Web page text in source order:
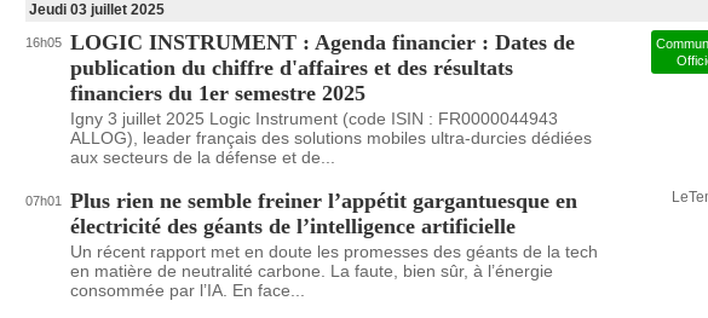
Jeudi 03 juillet 2025
16h05 LOGIC INSTRUMENT : Agenda financier : Dates de
publication du chiffre d'affaires et des résultats
financiers du 1er semestre 2025
Igny 3 juillet 2025 Logic Instrument (code ISIN : FR0000044943
ALLOG), leader français des solutions mobiles ultra-durcies dédiées
aux secteurs de la défense et de...
07h01
Plus rien ne semble freiner l’appétit gargantuesque en
électricité des géants de l’intelligence artificielle
Un récent rapport met en doute les promesses des géants de la tech
en matière de neutralité carbone. La faute, bien sûr, à l’énergie
consommée par l’IA. En face...